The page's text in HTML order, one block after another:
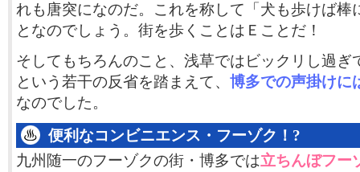
れも唐突になのだ。これを称して「犬も歩けば棒
となのでしょう。街を歩くことはＥことだ！
そしてもちろんのこと、浅草ではビックリし過ぎ
という若干の反省を踏まえて、 博多での声掛けに
なのでした。
便利なコンビニエンス・フーゾク！?
九州随一のフーゾクの街・博多では立ちんぼフー